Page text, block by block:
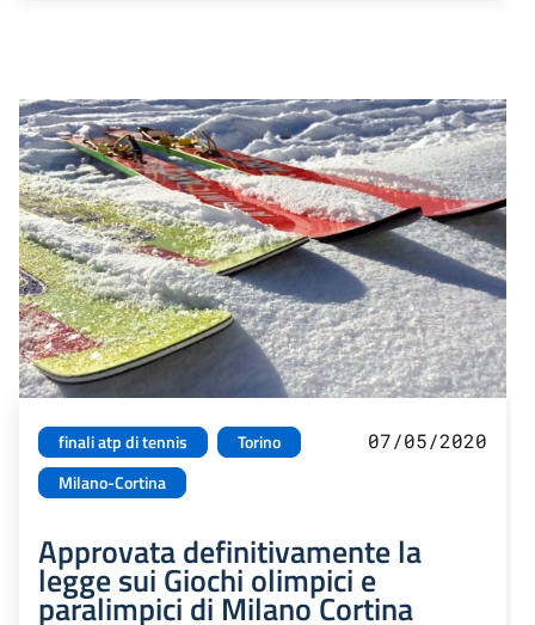
finali atp di tennis
Torino
Milano-Cortina
07/05/2020
Approvata definitivamente la
legge sui Giochi olimpici e
paralimpici di Milano Cortina